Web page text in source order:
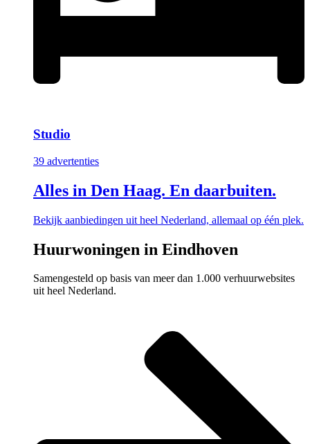
Studio
39 advertenties
Alles in Den Haag. En daarbuiten.
Bekijk aanbiedingen uit heel Nederland, allemaal op één plek.
Huurwoningen in Eindhoven
Samengesteld op basis van meer dan 1.000 verhuurwebsites
uit heel Nederland.